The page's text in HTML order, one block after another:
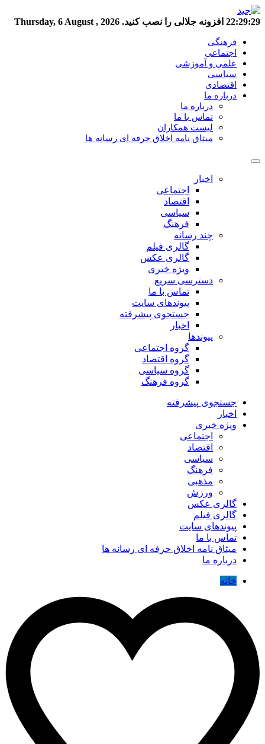
22:29:29 افزونه جلالی را نصب کنید. Thursday, 6 August , 2026
فرهنگی
اجتماعی
علمی و آموزشی
سیاسی
اقتصادی
درباره ما
درباره ما
تماس با ما
لیست همکاران
میثاق نامه اخلاق حرفه ای رسانه ها
اخبار
اجتماعی
اقتصاد
سیاسی
فرهنگ
چند رسانه
گالری فیلم
گالری عکس
ویژه خبری
دسترسی سریع
تماس با ما
پیوندهای سایت
جستجوی پیشرفته
اخبار
پیوندها
گروه اجتماعی
گروه اقتصاد
گروه سیاسی
گروه فرهنگ
جستجوی پیشرفته
اخبار
ویژه خبری
اجتماعی
اقتصاد
سیاسی
فرهنگ
مذهبی
ورزش
گالری عکس
گالری فیلم
پیوندهای سایت
تماس با ما
میثاق نامه اخلاق حرفه ای رسانه ها
درباره ما
خانه